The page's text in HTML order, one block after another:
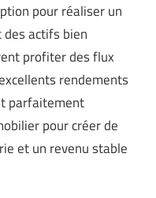
pour réaliser un
actifs bien
profiter des flux
rendements
parfaitement
pour créer de
et un revenu stable